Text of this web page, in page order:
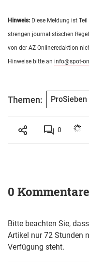
Hinweis: Diese Meldung ist
strengen journalistischen
von der AZ-Onlineredaktion
Hinweise bitte an info@spot-
Themen: ProSieben
0
0 Kommentare
Bitte beachten Sie,
Artikel nur 72 Stunden
Verfügung steht.